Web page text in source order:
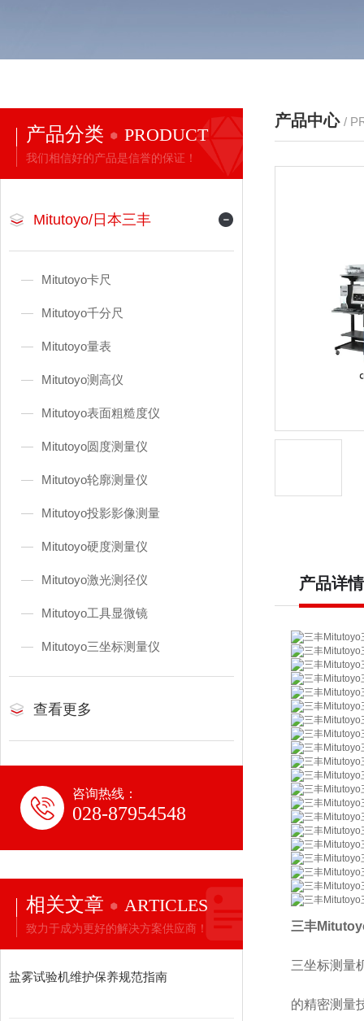
产品分类 PRODUCT
我们相信好的产品是信誉的保证！
Mitutoyo/日本三丰
Mitutoyo卡尺
Mitutoyo千分尺
Mitutoyo量表
Mitutoyo测高仪
Mitutoyo表面粗糙度仪
Mitutoyo圆度测量仪
Mitutoyo轮廓测量仪
Mitutoyo投影影像测量
Mitutoyo硬度测量仪
Mitutoyo激光测径仪
Mitutoyo工具显微镜
Mitutoyo三坐标测量仪
查看更多
咨询热线：
028-87954548
相关文章 ARTICLES
致力于成为更好的解决方案供应商！
盐雾试验机维护保养规范指南
产品中心 /
产品详情
三丰
三坐标测量
的精密测量